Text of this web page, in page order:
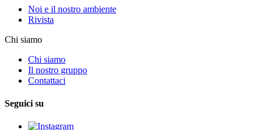
Noi e il nostro ambiente
Rivista
Chi siamo
Chi siamo
Il nostro gruppo
Contattaci
Seguici su